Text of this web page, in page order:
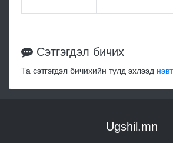
Сэтгэгдэл бичих
Та сэтгэгдэл бичихийн тулд эхлээд
Ugshil.mn